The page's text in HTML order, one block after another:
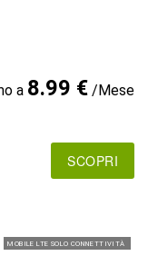
a 8.99 €/Mese
SCOPRI
MOBILE LTE SOLO CONNETTIVITÀ